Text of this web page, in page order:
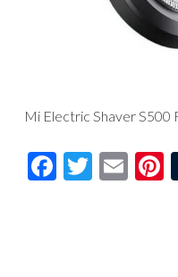
Mi Electric Shaver S500
Facebook